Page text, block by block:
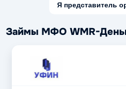
Я представитель
Займы МФО WMR-